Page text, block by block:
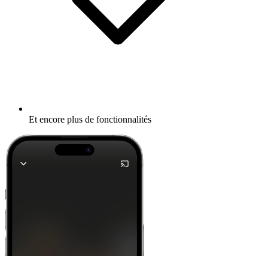
Et encore plus de fonctionnalités